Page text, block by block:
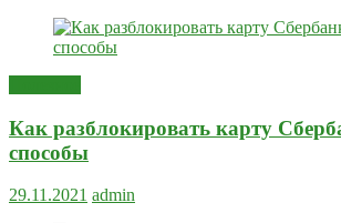
Как разблокировать карту
способы
29.11.2021 admin